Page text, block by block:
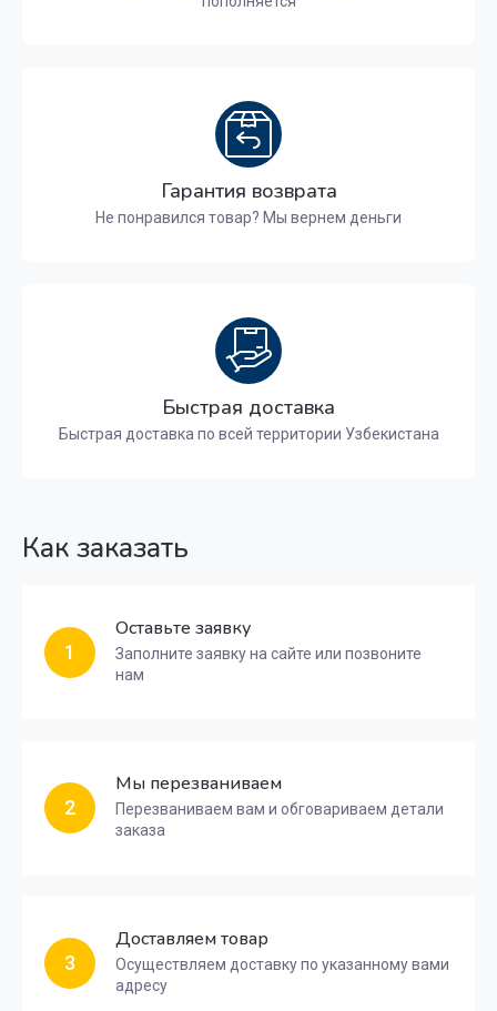
Гарантия возврата
Не понравился товар? Мы вернем деньги
Быстрая доставка
Быстрая доставка по всей территории Узбекистана
Как заказать
1
Оставьте заявку
Заполните заявку на сайте или позвоните
нам
2
Мы перезваниваем
Перезваниваем вам и обговариваем детали
заказа
3
Доставляем товар
Осуществляем доставку по указанному вами
адресу